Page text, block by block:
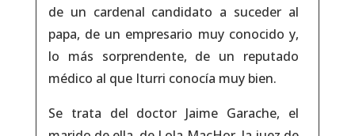
de un cardenal candidato a suceder al
papa, de un empresario muy conocido y,
lo más sorprendente, de un reputado
médico al que Iturri conocía muy bien.
Se trata del doctor Jaime Garache, el